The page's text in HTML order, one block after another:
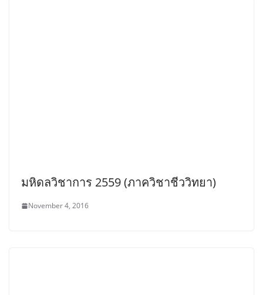
มหิดลวิชาการ 2559 (ภาควิชาชีววิทยา)
November 4, 2016